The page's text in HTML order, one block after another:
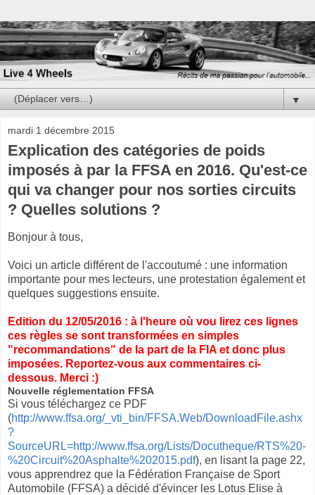
▼
mardi 1 décembre 2015
Explication des catégories de poids
imposés à par la FFSA en 2016. Qu'est-ce
qui va changer pour nos sorties circuits
? Quelles solutions ?
Bonjour à tous,
Voici un article différent de l'accoutumé : une information
importante pour mes lecteurs, une protestation également et
quelques suggestions ensuite.
Edition du 12/05/2016 : à l'heure où vou lirez ces lignes
ces règles se sont transformées en simples
"recommandations" de la part de la FIA et donc plus
imposées. Reportez-vous aux commentaires ci-
dessous. Merci :)
Nouvelle réglementation FFSA
Si vous téléchargez ce PDF
(http://www.ffsa.org/_vti_bin/FFSA.Web/DownloadFile.ashx
?
SourceURL=http://www.ffsa.org/Lists/Docutheque/RTS%20-
%20Circuit%20Asphalte%202015.pdf), en lisant la page 22,
vous apprendrez que la Fédération Française de Sport
Automobile (FFSA) a décidé d'évincer les Lotus Elise à